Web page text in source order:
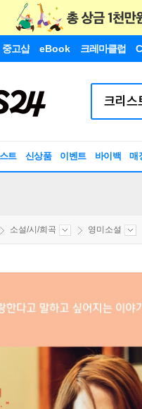
중고샵 eBook 크레마클럽
트 신상품 이벤트 바이백 매
소설/시/희곡 영미소설